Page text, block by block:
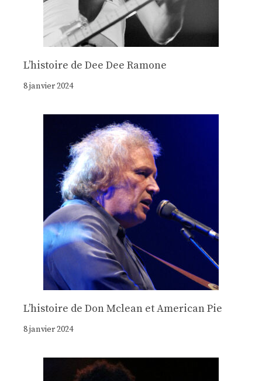
Lʼhistoire de Dee Dee Ramone
8 janvier 2024
Lʼhistoire de Don Mclean et American Pie
8 janvier 2024